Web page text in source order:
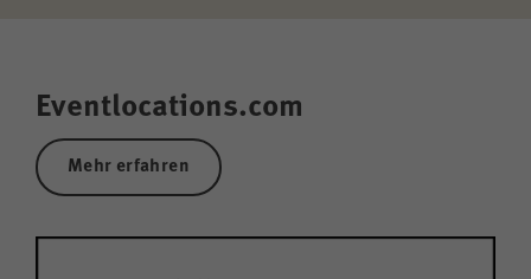
Eventlocations.com
Mehr erfahren